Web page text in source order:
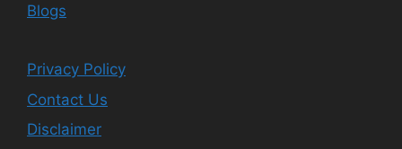
Blogs
Privacy Policy
Contact Us
Disclaimer